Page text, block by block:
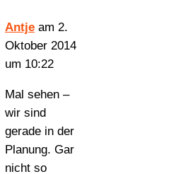
Antje am 2.
Oktober 2014
um 10:22
Mal sehen –
wir sind
gerade in der
Planung. Gar
nicht so